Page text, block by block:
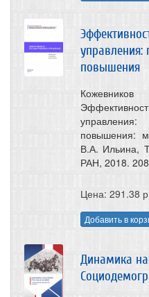
повышения
повышения:
В.А. Ильина,
РАН, 2018.
Цена: 291.38 р
Добавить в
Динамика